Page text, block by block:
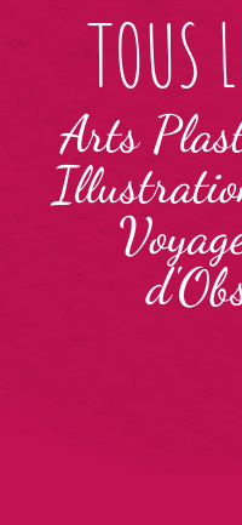
TOUS
Arts